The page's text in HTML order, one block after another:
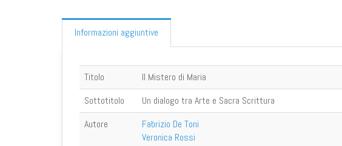
Informazioni aggiuntive
Titolo
Il Mistero di Maria
Sottotitolo
Un dialogo tra Arte e Sacra Scrittura
Autore
Fabrizio De Toni
Veronica Rossi